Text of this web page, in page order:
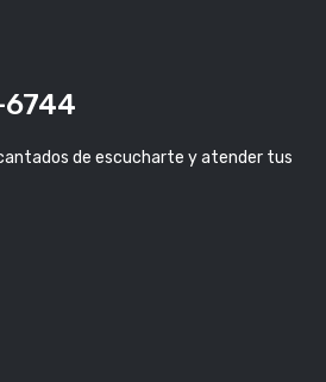
de escucharte y atender tus